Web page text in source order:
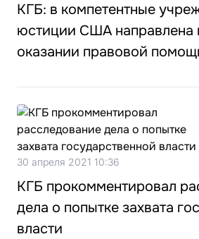
КГБ: в компетентные
юстиции США направлена
оказании правовой
30 апреля 2021 10:36
КГБ прокомментировал
дела о попытке захвата
власти